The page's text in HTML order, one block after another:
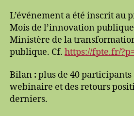
L’événement a été inscrit au
Mois de l’innovation publique
Ministère de la
publique. Cf. https://fpte.fr/
Bilan :plus de 40 participants
webinaire et des retours
derniers.